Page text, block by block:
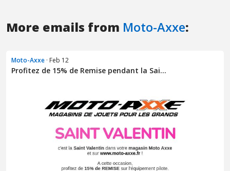
More emails from Moto-Axxe:
Moto-Axxe · Feb 12
Profitez de 15% de Remise pendant la Sai...